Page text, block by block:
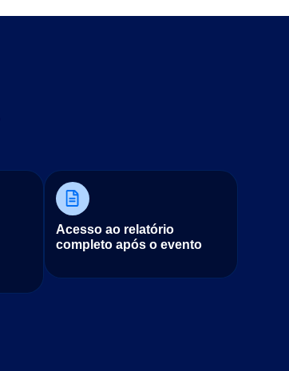
Acesso ao relatório
completo após o evento